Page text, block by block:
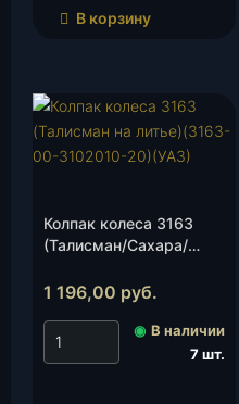
В корзину
Колпак колеса 3163
(Талисман/Сахара/
3102010-20)(УАЗ), шт.
1 196,00 руб.
◉ В наличии
7 шт.